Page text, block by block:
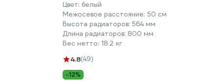
Цвет: белый
Межосевое расстояние: 50 см
Высота радиаторов: 564 мм
Длина радиаторов: 800 мм
Вес нетто: 18.2 кг
4.8(49)
-12%